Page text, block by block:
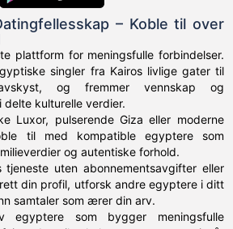
– Koble til over
plattform for meningsfulle forbindelser.
singler fra Kairos livlige gater til
og fremmer vennskap og
kulturelle verdier.
Luxor, pulserende Giza eller moderne
til med kompatible egyptere som
og autentiske forhold.
uten abonnementsavgifter eller
din profil, utforsk andre egyptere i ditt
samtaler som ærer din arv.
egyptere som bygger meningsfulle